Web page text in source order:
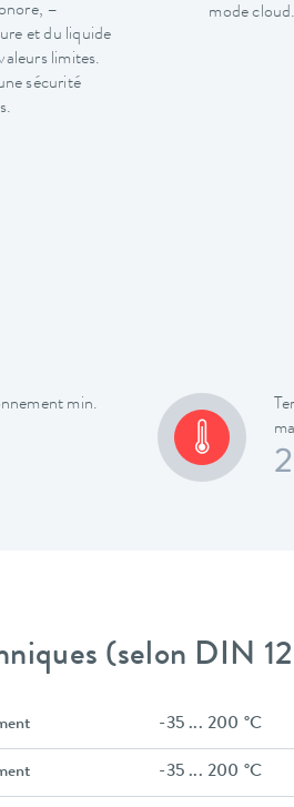
–
et du liquide
limites.
sécurité
mode cloud.
min.
(selon DIN
-35 ... 200 °C
-35 ... 200 °C